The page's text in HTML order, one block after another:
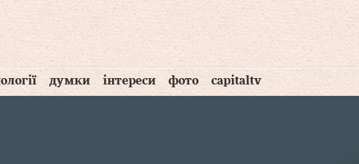
думки інтереси фото capitaltv